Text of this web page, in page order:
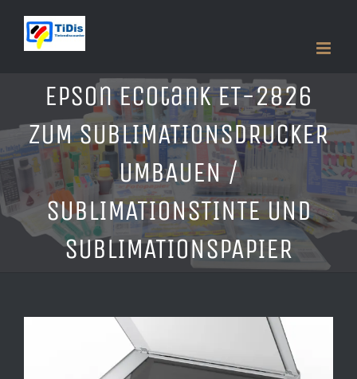
Inhalt
Epson Ecotank ET-2826
ZUM SUBLIMATIONSDRUCKER
UMBAUEN /
SUBLIMATIONSTINTE UND
SUBLIMATIONSPAPIER